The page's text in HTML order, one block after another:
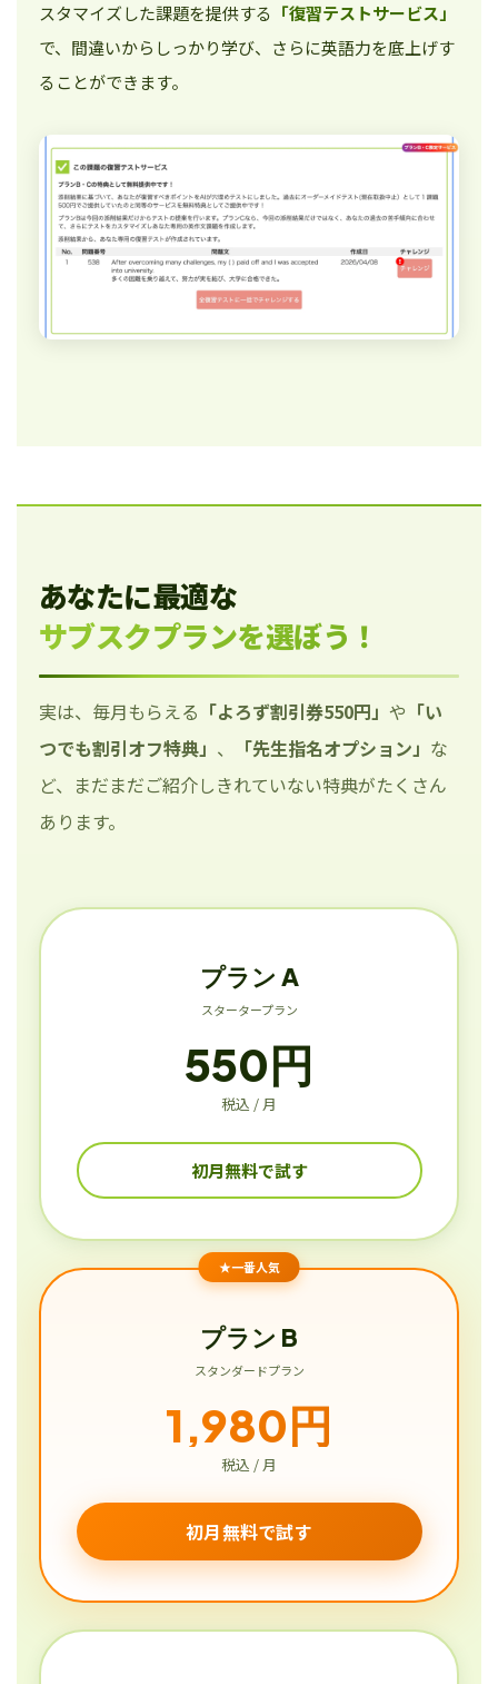
スタマイズした課題を提供する 「復習テストサービス」
で、間違いからしっかり学び、さらに英語力を底上げす
ることができます。
あなたに最適な
サブスクプランを選ぼう！
実は、毎月もらえる 「よろず割引券550円」 や 「い
つでも割引オフ特典」 、 「先生指名オプション」 な
ど、まだまだご紹介しきれていない特典がたくさん
あります。
プラン A
スタータープラン
550円
税込 / 月
初月無料で試す
★一番人気
プラン B
スタンダードプラン
1,980円
税込 / 月
初月無料で試す